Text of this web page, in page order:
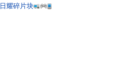
日耀碎片块